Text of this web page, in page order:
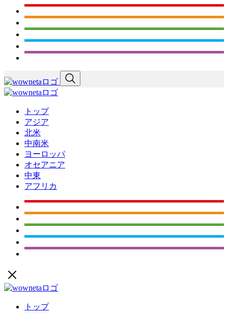
トップ
アジア
北米
中南米
ヨーロッパ
オセアニア
中東
アフリカ
トップ